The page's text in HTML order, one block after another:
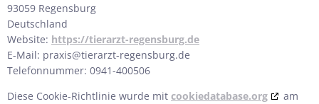
93059 Regensburg
Deutschland
Website: https://tierarzt-regensburg.de
E-Mail: praxis@tierarzt-regensburg.de
Telefonnummer: 0941-400506
Diese Cookie-Richtlinie wurde mit cookiedatabase.org
am